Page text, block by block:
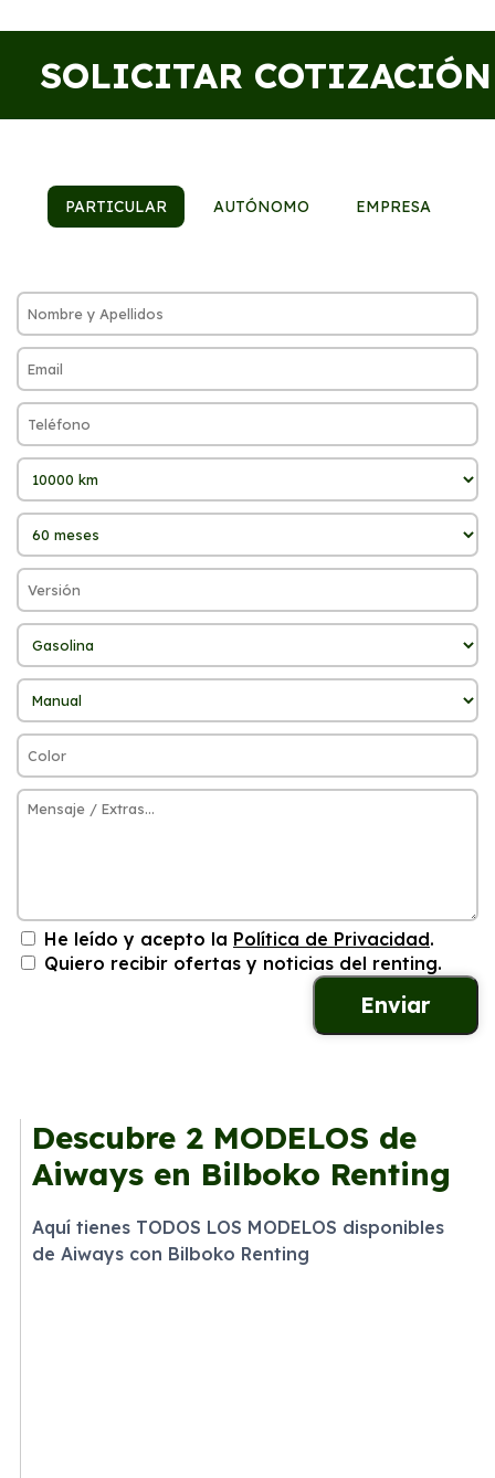
SOLICITAR COTIZACIÓN
PARTICULAR AUTÓNOMO EMPRESA
He leído y acepto la Política de Privacidad.
Quiero recibir ofertas y noticias del renting.
Descubre 2 MODELOS de
Aiways en Bilboko Renting
Aquí tienes TODOS LOS MODELOS disponibles
de Aiways con Bilboko Renting